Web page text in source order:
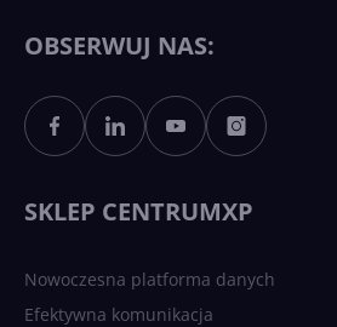
Sztuczna
polsku.
OBSERWUJ NAS:
SKLEP CENTRUMXP
Nowoczesna platforma danych
Efektywna komunikacja